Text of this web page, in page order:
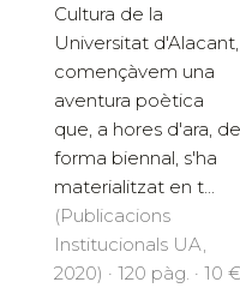
Cultura de la
Universitat d'Alacant,
començàvem una
aventura poètica
que, a hores d'ara, de
forma biennal, s'ha
materialitzat en t...
(Publicacions
Institucionals UA,
2020) · 120 pàg. · 10 €